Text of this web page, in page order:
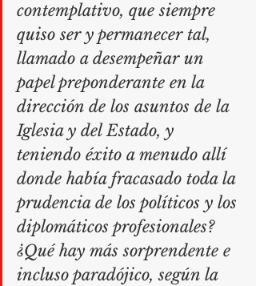
contemplativo, que siempre
quiso ser y permanecer tal,
llamado a desempeñar un
papel preponderante en la
dirección de los asuntos de la
Iglesia y del Estado, y
teniendo éxito a menudo allí
donde había fracasado toda la
prudencia de los políticos y los
diplomáticos profesionales?
¿Qué hay más sorprendente e
incluso paradójico, según la